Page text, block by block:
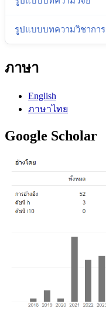
รูปแบบบทความวิชาการ
ภาษา
English
ภาษาไทย
Google Scholar